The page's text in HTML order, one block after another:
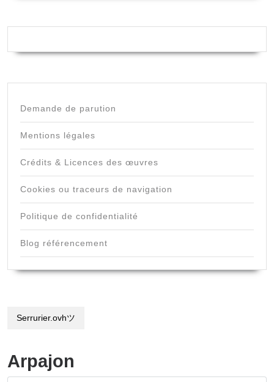
Demande de parution
Mentions légales
Crédits & Licences des œuvres
Cookies ou traceurs de navigation
Politique de confidentialité
Blog référencement
Serrurier.ovhツ
Arpajon